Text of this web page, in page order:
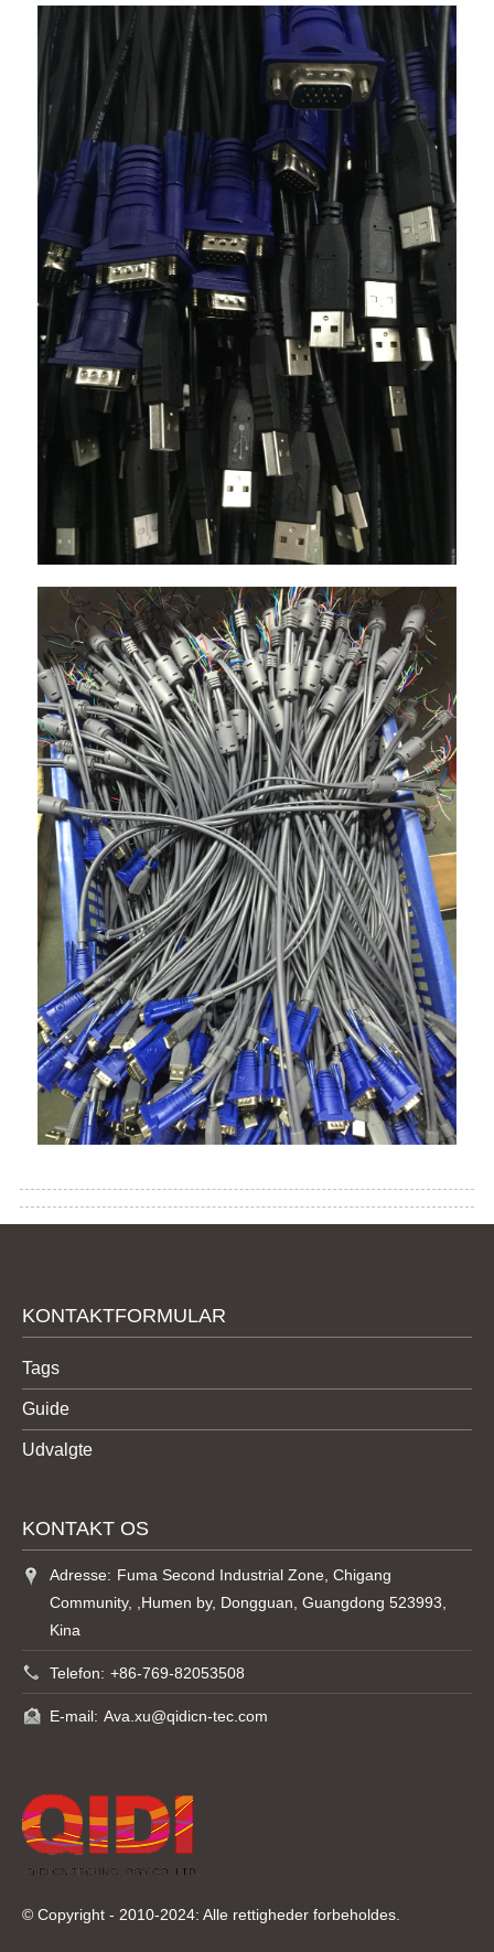
KONTAKTFORMULAR
Tags
Guide
Udvalgte
KONTAKT OS
Adresse: Fuma Second Industrial Zone, Chigang
Community, ,Humen by, Dongguan, Guangdong 523993,
Kina
Telefon: +86-769-82053508
E-mail: Ava.xu@qidicn-tec.com
© Copyright - 2010-2024: Alle rettigheder forbeholdes.